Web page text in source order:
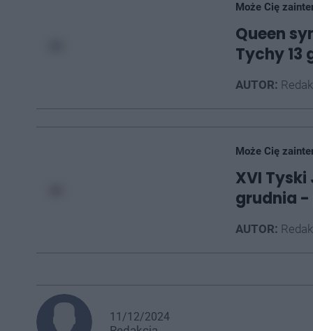
Może Cię
Queen
Tychy 13
AUTOR:
Może Cię
XVI
grudnia
AUTOR:
11/12/2024